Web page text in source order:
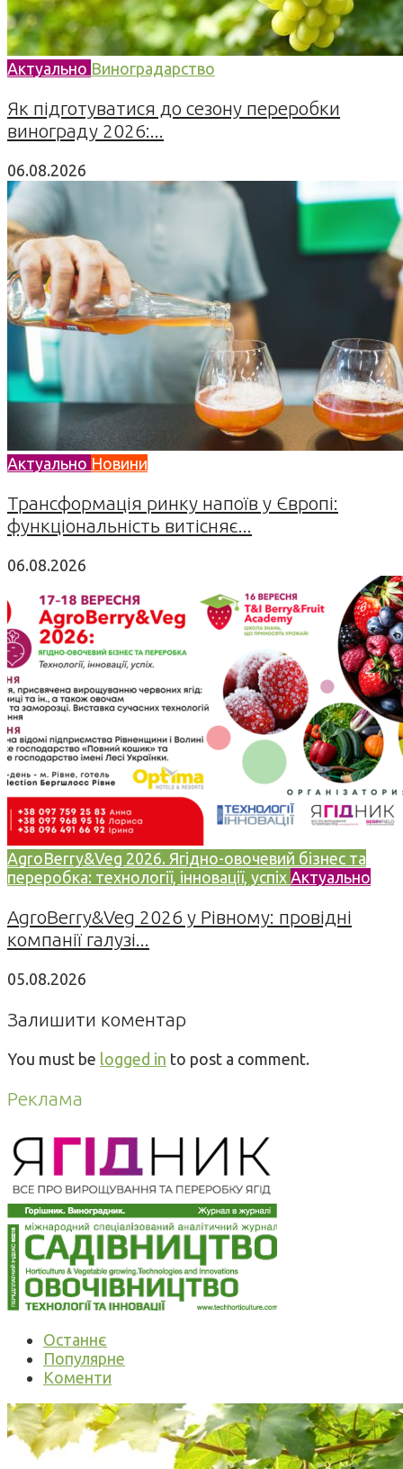
Актуально Виноградарство
Як підготуватися до сезону переробки
винограду 2026:...
06.08.2026
Актуально Новини
Трансформація ринку напоїв у Європі:
функціональність витісняє...
06.08.2026
AgroBerry&Veg 2026. Ягідно-овочевий бізнес та
переробка: технології, інновації, успіх Актуально
AgroBerry&Veg 2026 у Рівному: провідні
компанії галузі...
05.08.2026
Залишити коментар
You must be logged in to post a comment.
Реклама
Останнє
Популярне
Коменти